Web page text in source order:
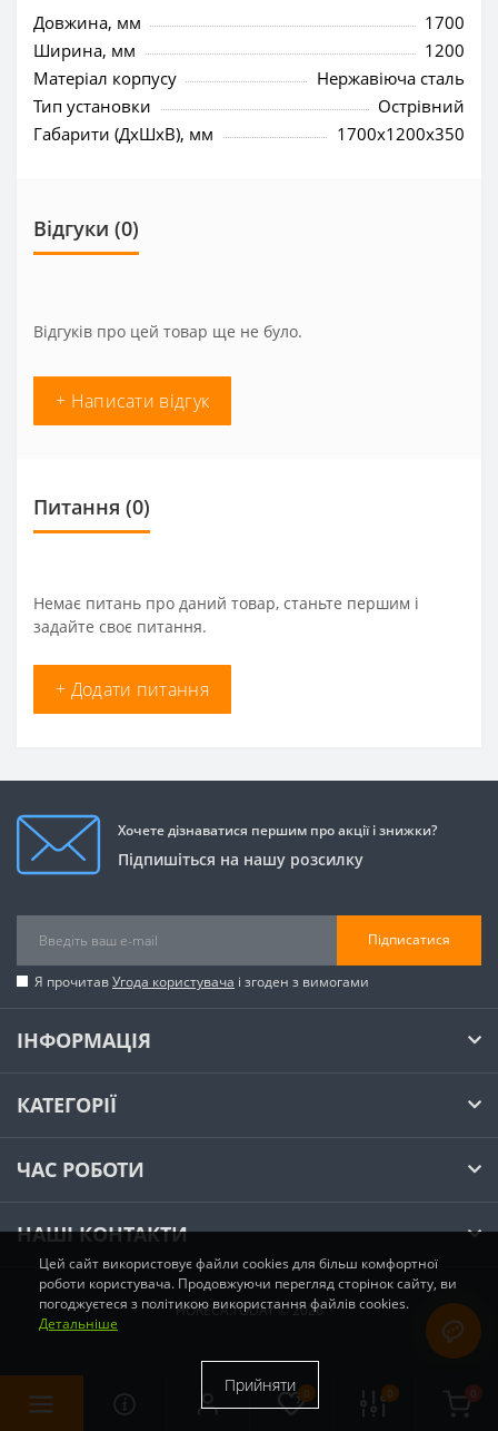
0 0 0
Довжина, мм
1700
Ширина, мм
1200
Матеріал корпусу
Нержавіюча сталь
Тип установки
Острівний
Габарити (ДхШхВ), мм
1700x1200x350
Відгуки (0)
Відгуків про цей товар ще не було.
+ Написати відгук
Питання (0)
Немає питань про даний товар, станьте першим і
задайте своє питання.
+ Додати питання
Хочете дізнаватися першим про акції і знижки?
Підпишіться на нашу розсилку
Підписатися
Я прочитавУгода користувача і згоден з вимогами
ІНФОРМАЦІЯ
КАТЕГОРІЇ
ЧАС РОБОТИ
НАШІ КОНТАКТИ
HORECA.TODAY © 2026
Цей сайт використовує файли cookies для більш комфортної
роботи користувача. Продовжуючи перегляд сторінок сайту, ви
погоджуєтеся з політикою використання файлів cookies.
Детальніше
Прийняти